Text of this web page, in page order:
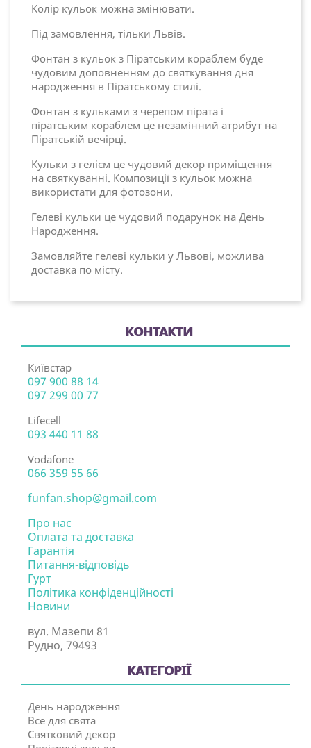
Колір кульок можна змінювати.
Під замовлення, тільки Львів.
Фонтан з кульок з Піратським кораблем буде
чудовим доповненням до святкування дня
народження в Піратському стилі.
Фонтан з кульками з черепом пірата і
піратським кораблем це незамінний атрибут на
Піратській вечірці.
Кульки з гелієм це чудовий декор приміщення
на святкуванні. Композиції з кульок можна
використати для фотозони.
Гелеві кульки це чудовий подарунок на День
Народження.
Замовляйте гелеві кульки у Львові, можлива
доставка по місту.
КОНТАКТИ
Київстар
097 900 88 14
097 299 00 77
Lifecell
093 440 11 88
Vodafone
066 359 55 66
funfan.shop@gmail.com
Про нас
Оплата та доставка
Гарантія
Питання-відповідь
Гурт
Політика конфіденційності
Новини
вул. Мазепи 81
Рудно, 79493
КАТЕГОРІЇ
День народження
Все для свята
Святковий декор